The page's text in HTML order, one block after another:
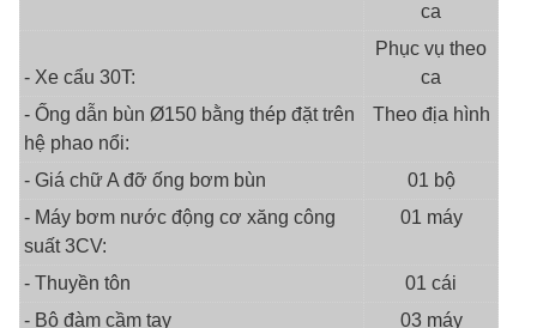
ca
- Xe cẩu 30T:
Phục vụ theo
ca
- Ống dẫn bùn Ø150 bằng thép đặt trên
hệ phao nổi:
Theo địa hình
- Giá chữ A đỡ ống bơm bùn
01 bộ
- Máy bơm nước động cơ xăng công
suất 3CV:
01 máy
- Thuyền tôn
01 cái
- Bộ đàm cầm tay
03 máy